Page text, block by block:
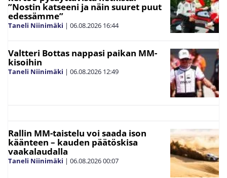
”Nostin katseeni ja näin suuret puut
edessämme”
Taneli Niinimäki | 06.08.2026 16:44
Valtteri Bottas nappasi paikan MM-
kisoihin
Taneli Niinimäki | 06.08.2026 12:49
Rallin MM-taistelu voi saada ison
käänteen – kauden päätöskisa
vaakalaudalla
Taneli Niinimäki | 06.08.202600:07